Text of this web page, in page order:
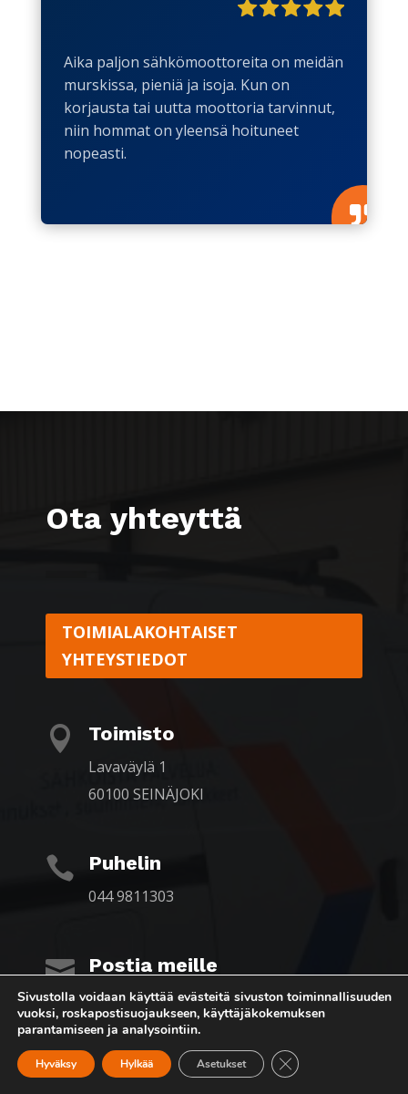
Aika paljon sähkömoottoreita on meidän
murskissa, pieniä ja isoja. Kun on
korjausta tai uutta moottoria tarvinnut,
niin hommat on yleensä hoituneet
nopeasti.

Ota yhteyttä
TOIMIALAKOHTAISET
YHTEYSTIEDOT
 Toimisto
Lavaväylä 1
60100 SEINÄJOKI
 Puhelin
044 9811303
 Postia meille
office@simak.fi
Sivustolla voidaan käyttää evästeitä sivuston toiminnallisuuden
vuoksi, roskapostisuojaukseen, käyttäjäkokemuksen
parantamiseen ja analysointiin.
Hyväksy Hylkää Asetukset Sulje evästebanneri